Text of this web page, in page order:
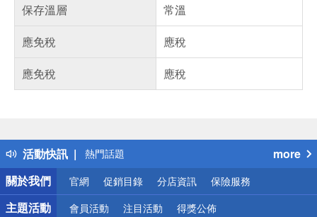
保存溫層
常溫
應免稅
應稅
應免稅
應稅
活動快訊
得獎公告
熱門話題
銀行優惠
偏遠地區配送
詐騙網頁！請小心！
more
關於我們
官網 促銷目錄 分店資訊 保險服務
主題活動 會員活動 注目活動 得獎公佈